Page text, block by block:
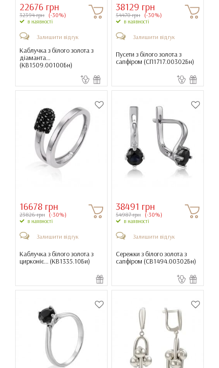
22676 грн
32394 грн (-30%)
в наявності
Залишити відгук
Каблучка з білого золота з
діаманта...
(КВ1509.00100Бн)
38129 грн
54470 грн (-30%)
в наявності
Залишити відгук
Пусети з білого золота з
сапфіром (СП1717.00302Бн)
16678 грн
23826 грн (-30%)
в наявності
Залишити відгук
Каблучка з білого золота з
цирконіє... (КВ1335.10Би)
38491 грн
54987 грн (-30%)
в наявності
Залишити відгук
Сережки з білого золота з
сапфіром (СВ1494.00302Бн)